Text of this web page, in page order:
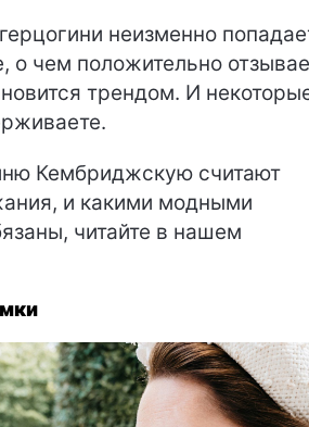
неизменно
о чем положительно
трендом. И
Кембриджскую считают
и какими модными
читайте в нашем